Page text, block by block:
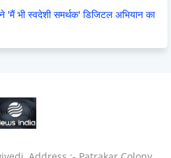
'मैं भी स्वदेशी समर्थक' डिजिटल अभियान का